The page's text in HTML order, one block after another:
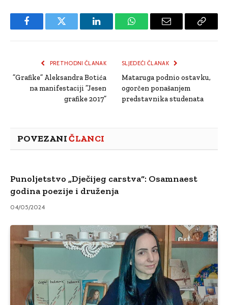
FacebookTwitter LinkedInWhatsAppEmail
Copy
PRETHODNI ČLANAK
”Grafike” Aleksandra Botića
na manifestaciji ”Jesen
grafike 2017”
SLJEDEĆI ČLANAK
Mataruga podnio ostavku,
ogorčen ponašanjem
predstavnika studenata
POVEZANIČLANCI
Punoljetstvo „Dječijeg carstva“: Osamnaest
godina poezije i druženja
04/05/2024